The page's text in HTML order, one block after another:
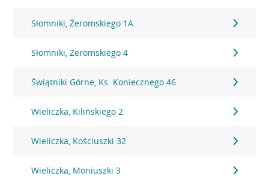
Słomniki, Żeromskiego 1A
Słomniki, Żeromskiego 4
Świątniki Górne, Ks. Koniecznego 46
Wieliczka, Kilińskiego 2
Wieliczka, Kościuszki 32
Wieliczka, Moniuszki 3